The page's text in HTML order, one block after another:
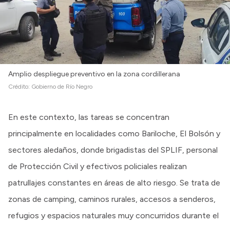
Amplio despliegue preventivo en la zona cordillerana
Crédito: Gobierno de Río Negro
En este contexto, las tareas se concentran
principalmente en localidades como Bariloche, El Bolsón y
sectores aledaños, donde brigadistas del SPLIF, personal
de Protección Civil y efectivos policiales realizan
patrullajes constantes en áreas de alto riesgo. Se trata de
zonas de camping, caminos rurales, accesos a senderos,
refugios y espacios naturales muy concurridos durante el